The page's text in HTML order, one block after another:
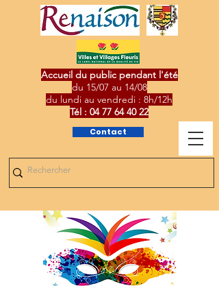
Contact
Accueil du public pendant l'été
du 15/07 au 14/08
du lundi au vendredi : 8h/12h
Tél : 04 77 64 40 22